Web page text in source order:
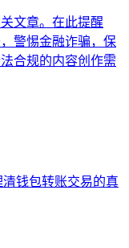
文章。在此提醒
警惕金融诈骗，保
合规的内容创作需
钱包转账交易的真